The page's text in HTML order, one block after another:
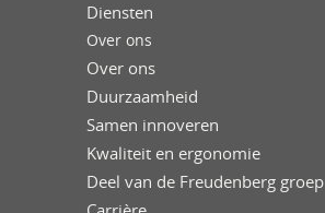
Diensten
Over ons
Over ons
Duurzaamheid
Samen innoveren
Kwaliteit en ergonomie
Deel van de Freudenberg groep